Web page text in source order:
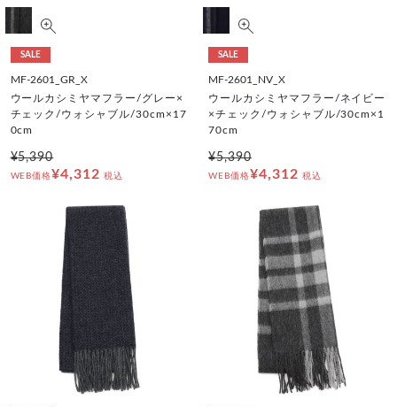
SALE
MF-2601_GR_X
ウールカシミヤマフラー/グレー×
チェック/ウォシャブル/30cm×17
0cm
¥5,390
WEB価格¥4,312 税込
SALE
MF-2601_NV_X
ウールカシミヤマフラー/ネイビー
×チェック/ウォシャブル/30cm×1
70cm
¥5,390
WEB価格¥4,312 税込